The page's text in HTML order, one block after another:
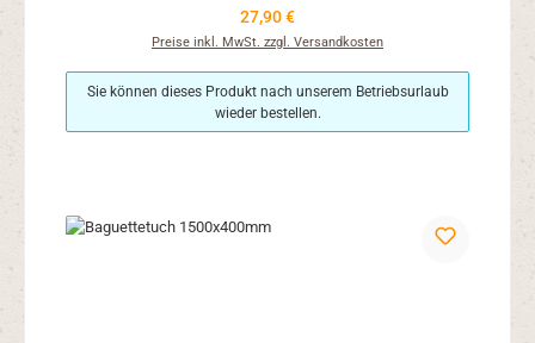
Regulärer Preis:
27,90 €
Preise inkl. MwSt. zzgl. Versandkosten
Sie können dieses Produkt nach unserem Betriebsurlaub
wieder bestellen.